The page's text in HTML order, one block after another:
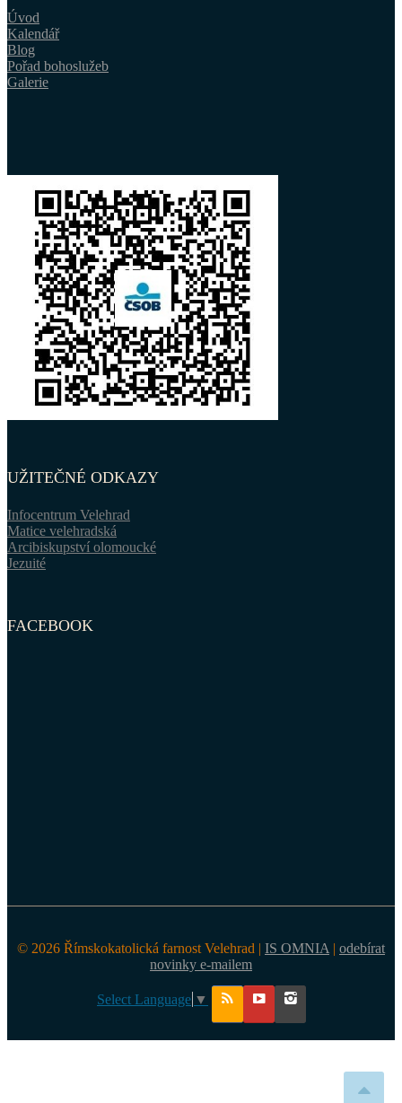
Úvod
Kalendář
Blog
Pořad bohoslužeb
Galerie
UŽITEČNÉ ODKAZY
Infocentrum Velehrad
Matice velehradská
Arcibiskupství olomoucké
Jezuité
FACEBOOK
© 2026 Římskokatolická farnost Velehrad | IS OMNIA | odebírat
novinky e-mailem
Select Language ▼